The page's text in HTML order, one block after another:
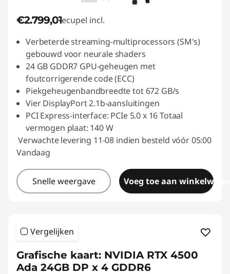
€2.799,01Recupel incl.
Verbeterde streaming-multiprocessors (SM's)
gebouwd voor neurale shaders
24 GB GDDR7 GPU-geheugen met
foutcorrigerende code (ECC)
Piekgeheugenbandbreedte tot 672 GB/s
Vier DisplayPort 2.1b-aansluitingen
PCI Express-interface: PCIe 5.0 x 16 Totaal
vermogen plaat: 140 W
Verwachte levering 11-08 indien besteld vóór 05:00
Vandaag
Snelle weergave Voeg toe aan
Vergelijken
Grafische kaart: NVIDIA RTX 4500
Ada 24GB DP x 4 GDDR6